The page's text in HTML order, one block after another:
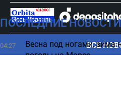
ПОСЛЕДНИЕ НОВОСТИ
04:27
Весна под ногами, зима
погоды на Марсе
ВСЕ
сursorinfo.co.il © Все права